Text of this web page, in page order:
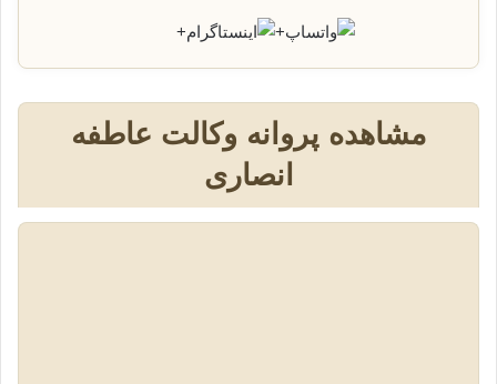
+
+
مشاهده پروانه وکالت عاطفه
انصاری